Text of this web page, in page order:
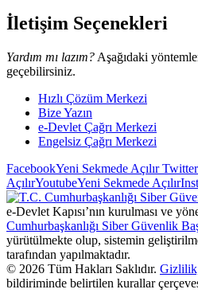
İletişim Seçenekleri
Yardım mı lazım? Aşağıdaki
geçebilirsiniz.
Hızlı Çözüm Merkezi
Bize Yazın
e-Devlet Çağrı Merkezi
Engelsiz Çağrı Merkezi
FacebookYeni Sekmede AçılırTwitter
AçılırYoutubeYeni Sekmede Açılır
e-Devlet Kapısı’nın kurulması ve
Cumhurbaşkanlığı Siber Güvenlik
yürütülmekte olup, sistemin
tarafından yapılmaktadır.
© 2026 Tüm Hakları Saklıdır.
bildiriminde belirtilen kurallar